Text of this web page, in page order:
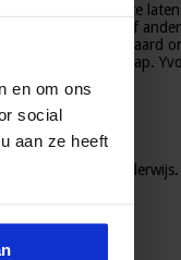
en om ons
social
aan ze heeft
de alternatieven te
ze tollen, jojo’s of
de afweging waard
een te grote stap.
4 van het